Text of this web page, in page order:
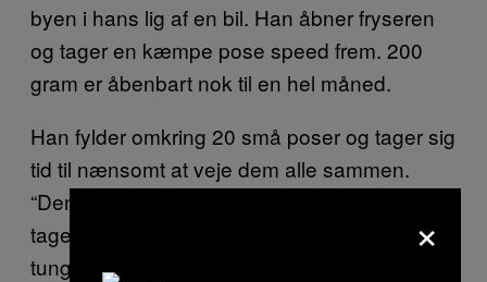
byen i hans lig af en bil. Han åbner fryseren
og tager en kæmpe pose speed frem. 200
gram er åbenbart nok til en hel måned.
Han fylder omkring 20 små poser og tager sig
tid til nænsomt at veje dem alle sammen.
“Den her vejer 0,1 gram for meget, så jeg
tager lidt fra. Den her er også en smule for
tung, men jeg lader den være, så de tror jeg
×